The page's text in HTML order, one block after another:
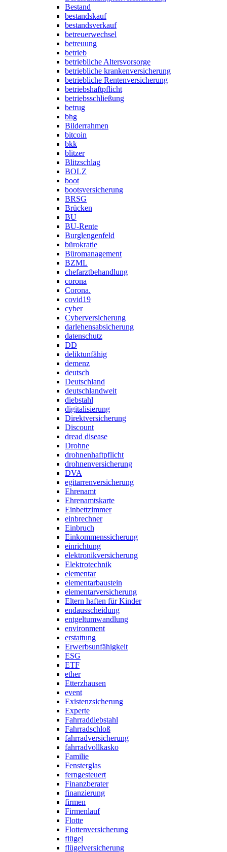
Bestand
bestandskauf
bestandsverkauf
betreuerwechsel
betreuung
betrieb
betriebliche Altersvorsorge
betriebliche krankenversicherung
betriebliche Rentenversicherung
betriebshaftpflicht
betriebsschließung
betrug
bhg
Bilderrahmen
bitcoin
bkk
blitzer
Blitzschlag
BOLZ
boot
bootsversicherung
BRSG
Brücken
BU
BU-Rente
Burglengenfeld
bürokratie
Büromanagement
BZML
chefarztbehandlung
corona
Corona.
covid19
cyber
Cyberversicherung
darlehensabsicherung
datenschutz
DD
deliktunfähig
demenz
deutsch
Deutschland
deutschlandweit
diebstahl
digitalisierung
Direktversicherung
Discount
dread disease
Drohne
drohnenhaftpflicht
drohnenversicherung
DVA
egitarrenversicherung
Ehrenamt
Ehrenamtskarte
Einbettzimmer
einbrechner
Einbruch
Einkommenssicherung
einrichtung
elektronikversicherung
Elektrotechnik
elementar
elementarbaustein
elementarversicherung
Eltern haften für Kinder
endausscheidung
entgeltumwandlung
environment
erstattung
Erwerbsunfähigkeit
ESG
ETF
ether
Etterzhausen
event
Existenzsicherung
Experte
Fahrraddiebstahl
Fahrradschloß
fahrradversicherung
fahrradvollkasko
Familie
Fensterglas
ferngesteuert
Finanzberater
finanzierung
firmen
Firmenlauf
Flotte
Flottenversicherung
flügel
flügelversicherung